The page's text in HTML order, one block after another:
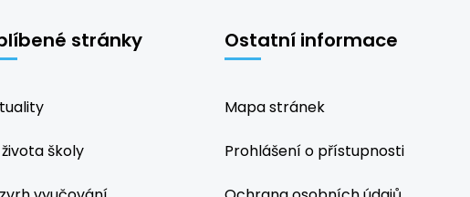
stránky
života školy
Ostatní informace
Mapa stránek
Prohlášení o přístupnosti